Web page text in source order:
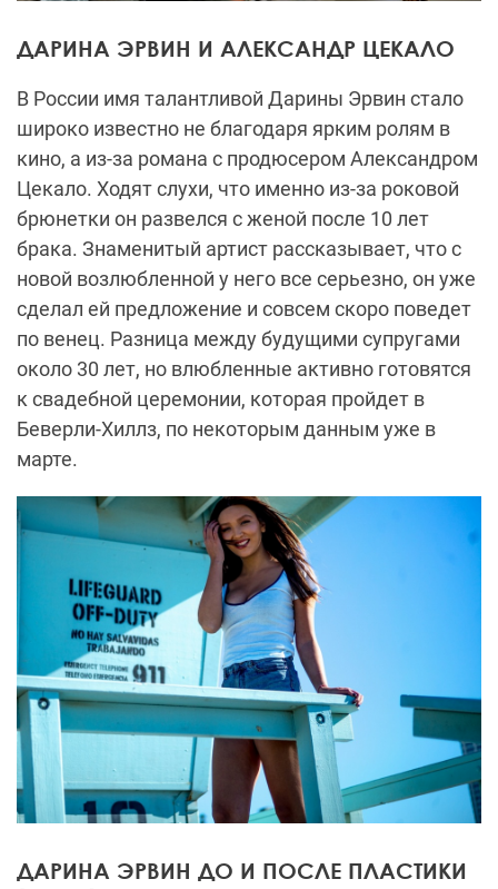
ДАРИНА ЭРВИН И АЛЕКСАНДР ЦЕКАЛО
В России имя талантливой Дарины Эрвин стало
широко известно не благодаря ярким ролям в
кино, а из-за романа с продюсером Александром
Цекало. Ходят слухи, что именно из-за роковой
брюнетки он развелся с женой после 10 лет
брака. Знаменитый артист рассказывает, что с
новой возлюбленной у него все серьезно, он уже
сделал ей предложение и совсем скоро поведет
по венец. Разница между будущими супругами
около 30 лет, но влюбленные активно готовятся
к свадебной церемонии, которая пройдет в
Беверли-Хиллз, по некоторым данным уже в
марте.
ДАРИНА ЭРВИН ДО И ПОСЛЕ ПЛАСТИКИ